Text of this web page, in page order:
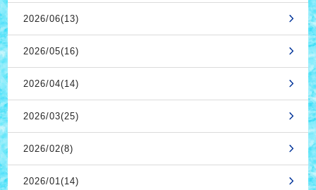
2026/06(13)
2026/05(16)
2026/04(14)
2026/03(25)
2026/02(8)
2026/01(14)